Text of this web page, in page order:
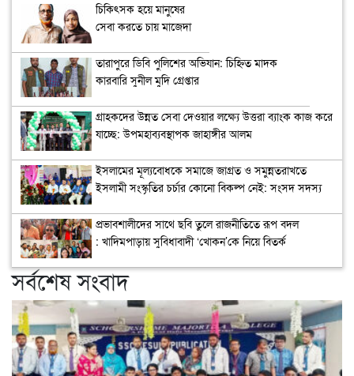
চিকিৎসক হয়ে মানুষের
সেবা করতে চায় মাজেদা
তারাপুরে ডিবি পুলিশের অভিযান: চিহ্নিত মাদক
কারবারি সুনীল মুদি গ্রেপ্তার
গ্রাহকদের উন্নত সেবা দেওয়ার লক্ষ্যে উত্তরা ব্যাংক কাজ করে
যাচ্ছে: উপমহাব্যবস্থাপক জাহাঙ্গীর আলম
ইসলামের মূল্যবোধকে সমাজে জাগ্রত ও সমুন্নতরাখতে
ইসলামী সংস্কৃতির চর্চার কোনো বিকল্প নেই: সংসদ সদস্য
প্রভাবশালীদের সাথে ছবি তুলে রাজনীতিতে রূপ বদল
: খাদিমপাড়ায় সুবিধাবাদী ‘খোকন’কে নিয়ে বিতর্ক
সর্বশেষ সংবাদ